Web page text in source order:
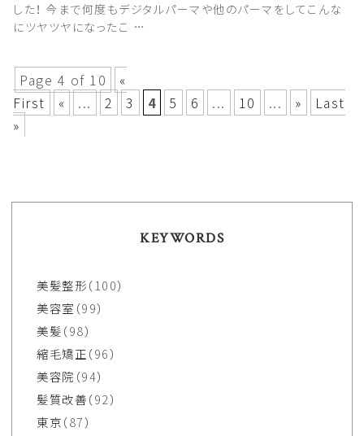
した！ 今まで何度もデジタルパーマや他のパーマをしてこんな
にツヤツヤになったこ …
Page 4 of 10
«
First
« ... 2 3 4 5 6 ... 10 ... »
Last
»
KEYWORDS
美髪整形（100）
美容室 （99）
美髪（98）
縮毛矯正（96）
美容院 （94）
髪質改善（92）
東京（87）